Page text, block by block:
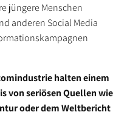
jüngere Menschen
anderen Social Media
halten einem
von seriösen Quellen wie
oder dem Weltbericht